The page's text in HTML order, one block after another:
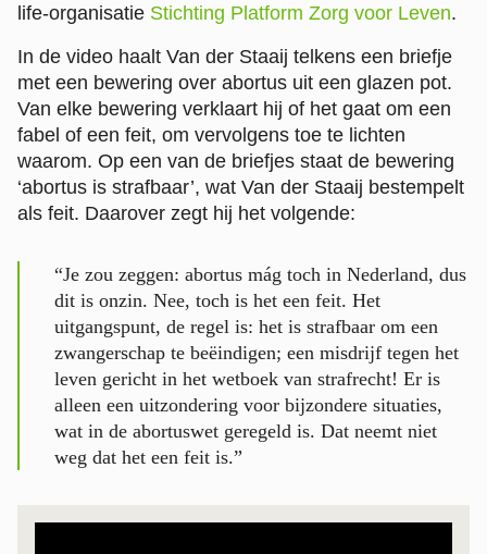
life-organisatie Stichting Platform Zorg voor Leven.
In de video haalt Van der Staaij telkens een briefje
met een bewering over abortus uit een glazen pot.
Van elke bewering verklaart hij of het gaat om een
fabel of een feit, om vervolgens toe te lichten
waarom. Op een van de briefjes staat de bewering
‘abortus is strafbaar’, wat Van der Staaij bestempelt
als feit. Daarover zegt hij het volgende:
“Je zou zeggen: abortus mág toch in Nederland, dus
dit is onzin. Nee, toch is het een feit. Het
uitgangspunt, de regel is: het is strafbaar om een
zwangerschap te beëindigen; een misdrijf tegen het
leven gericht in het wetboek van strafrecht! Er is
alleen een uitzondering voor bijzondere situaties,
wat in de abortuswet geregeld is. Dat neemt niet
weg dat het een feit is.”